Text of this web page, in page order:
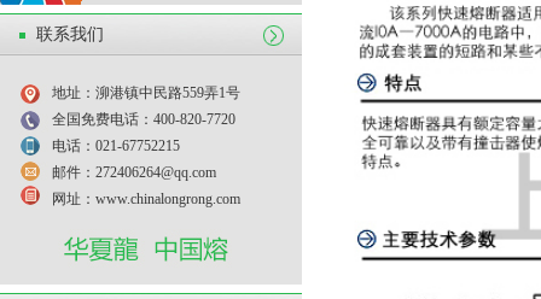
联系我们
地址：泖港镇中民路559弄1号
全国免费电话：400-820-7720
电话：021-67752215
邮件：272406264@qq.com
网址：www.chinalongrong.com